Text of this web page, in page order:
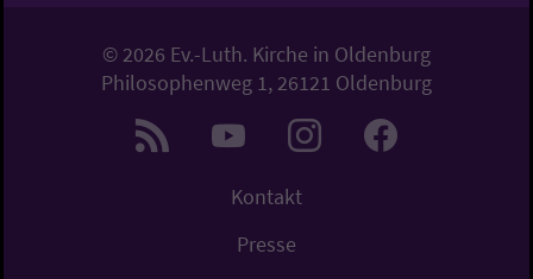
© 2026 Ev.-Luth. Kirche in Oldenburg
Philosophenweg 1, 26121 Oldenburg
Kontakt
Presse